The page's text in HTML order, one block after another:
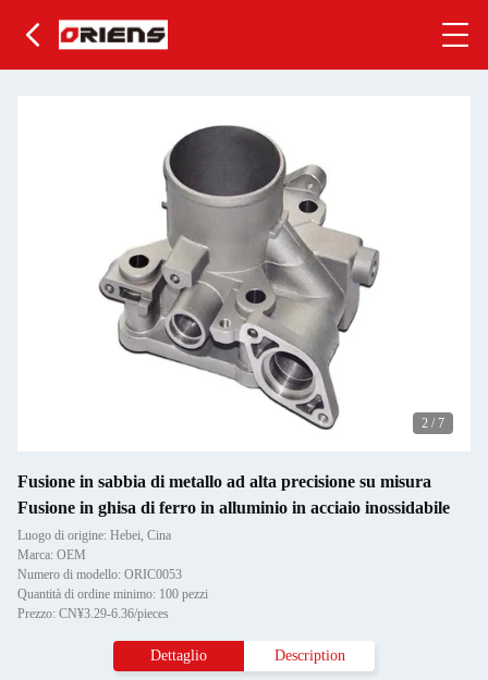
2 / 7
Fusione in sabbia di metallo ad alta precisione su misura
Fusione in ghisa di ferro in alluminio in acciaio inossidabile
Luogo di origine: Hebei, Cina
Marca: OEM
Numero di modello: ORIC0053
Quantità di ordine minimo: 100 pezzi
Prezzo: CN¥3.29-6.36/pieces
Dettaglio Description